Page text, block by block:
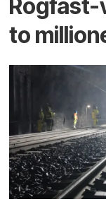
Rogfast-
to